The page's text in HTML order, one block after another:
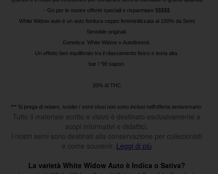
- Go per le nostre offerte speciali e risparmiare $$$$$
White Widow auto è un auto fioritura ceppo femminilizzata al 100% da Semi
Sensible originali.
Genetica: White Widow x Autofiorenti.
Un effetto ben equilibrato tra il rilassamento fisico e testa alta.
bar / '90 sapori.
20% di THC
*** Si prega di notare, sciolto / semi sfusi non sono inclusi nell'offerta anniversario.
Tutto il materiale scritto e visivo è destinato esclusivamente a
scopi informativi e didattici.
I nostri semi sono destinati alla conservazione per collezionisti
e come souvenir. Leggi di più
La varietà White Widow Auto è Indica o Sativa?